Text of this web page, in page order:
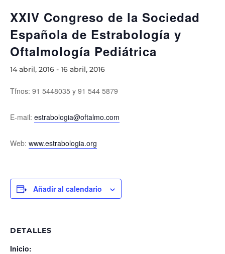
XXIV Congreso de la Sociedad
Española de Estrabología y
Oftalmología Pediátrica
14 abril, 2016 - 16 abril, 2016
Tfnos: 91 5448035 y 91 544 5879
E-mail: estrabologia@oftalmo.com
Web: www.estrabologia.org
Añadir al calendario
DETALLES
Inicio: